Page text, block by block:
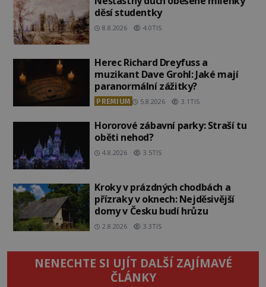
děsí studentky
8.8.2026 4.0TIS
Herec Richard Dreyfuss a
muzikant Dave Grohl: Jaké mají
paranormální zážitky?
PREMIUM 5.8.2026 3.1TIS
Hororové zábavní parky: Straší tu
oběti nehod?
4.8.2026 3.5TIS
Kroky v prázdných chodbách a
přízraky v oknech: Nejděsivější
domy v Česku budí hrůzu
2.8.2026 3.3TIS
NENECHTE SI UJÍT DALŠÍ ZAJÍMAVÉ
ČLÁNKY